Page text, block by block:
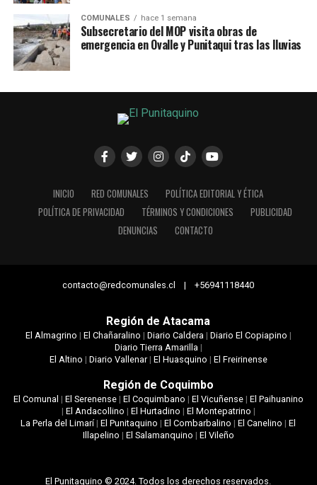
COMUNALES hace 1 semana
Subsecretario del MOP visita obras de
emergencia en Ovalle y Punitaqui tras las lluvias
INICIO RED COMUNALES
POLÍTICA EDITORIAL Y ÉTICA
POLÍTICA DE PRIVACIDAD
TÉRMINOS Y CONDICIONES
PUBLICIDAD
DENUNCIAS
CONTACTO
contacto@redcomunales.cl | +56941118440
Región de Atacama
El Almagrino | El Chañaralino | Diario Caldera| Diario El Copiapino |
Diario Tierra Amarilla|
El Altino | Diario Vallenar| El Huasquino | El Freirinense
Región de Coquimbo
El Comunal | El Serenense| El Coquimbano | El Vicuñense| El Paihuanino
| El Andacollino | El Hurtadino | El Montepatrino |
La Perla del Limarí|El Punitaquino |El Combarbalino |El Canelino |El
Illapelino | El Salamanquino | El Vileño
El Punitaquino © 2024. Todos los derechos reservados.